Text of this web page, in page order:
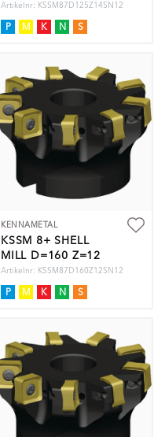
Artikelnr: KSSM87D125Z14SN12
P M K N S
KENNAMETAL
KSSM 8+ SHELL
MILL D=160 Z=12
Artikelnr: KSSM87D160Z12SN12
P M K N S